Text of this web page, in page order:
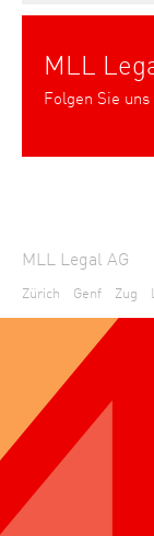
MLL
Folgen Sie
MLL Legal AG
Zürich Genf Zug